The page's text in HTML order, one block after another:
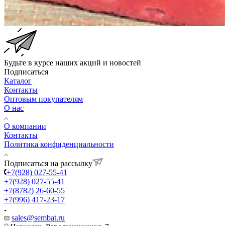
Будьте в курсе наших акций и новостей
Подписаться
Каталог
Контакты
Оптовым покупателям
О нас
О компании
Контакты
Политика конфиденциальности
Подписаться на рассылку
+7(928) 027-55-41
+7(928) 027-55-41
+7(8782) 26-60-55
+7(996) 417-23-17
sales@sembat.ru